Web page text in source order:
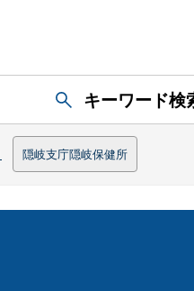
キーワード検
隠岐支庁隠岐保健所